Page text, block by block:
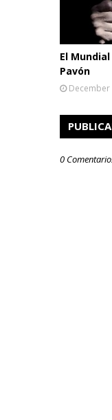
El
Pavón
December
0